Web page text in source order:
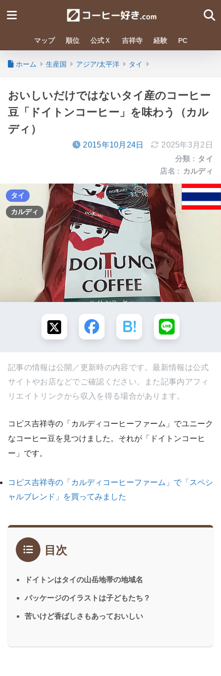
マップ 順位 公式Ｘ 吉祥寺 経験 PC
ホーム 生産国 アジア/太平洋 タイ
おいしいだけではないタイ産のコーヒー
豆「ドイトンコーヒー」を味わう（カル
ディ）
2015年10月24日
2025年3月2日
分類 : タイ
店名 : カルディ
タイ
カルディ
記事の情報は公開／更新時の内容です。最新情報は公式
サイトやお店などでご確認ください。また記事内アフィ
リエイトリンクから収入を得る場合があります。
コピス吉祥寺の「カルディコーヒーファーム」でユニーク
なコーヒー豆を見つけました。それが「ドイトンコーヒ
ー」です。
コピス吉祥寺の「カルディコーヒーファーム」で「スペシ
ャルブレンド」を買ってみました
目次
ドイトンはタイの山岳地帯の地域名
パッケージのイラストは子どもたち？
苦いけど香ばしさもあっておいしい